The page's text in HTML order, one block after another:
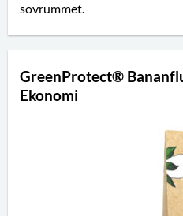
sovrummet.
GreenProtect®
Ekonomi